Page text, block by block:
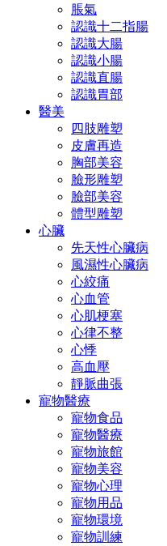
脹氣
認識十二指腸
認識大腸
認識小腸
認識直腸
認識胃部
醫美
四肢雕塑
皮膚再造
胸部美容
臉形雕塑
臉部美容
體型雕塑
心臟
先天性心臟病
風濕性心臟病
心絞痛
心血管
心肌梗塞
心律不整
心悸
高血壓
靜脈曲張
寵物醫療
寵物食品
寵物醫療
寵物旅館
寵物美容
寵物心理
寵物用品
寵物環境
寵物訓練